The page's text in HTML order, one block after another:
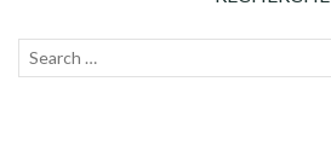
Recherche